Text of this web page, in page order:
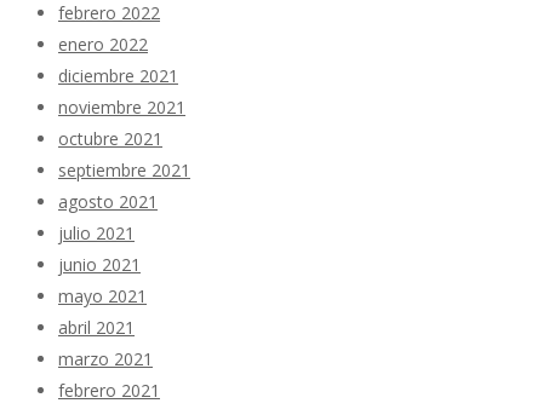
febrero 2022
enero 2022
diciembre 2021
noviembre 2021
octubre 2021
septiembre 2021
agosto 2021
julio 2021
junio 2021
mayo 2021
abril 2021
marzo 2021
febrero 2021